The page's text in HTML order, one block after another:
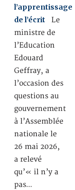
l’apprentissage
de l’écrit Le
ministre de
l’Education
Edouard
Geffray, a
l’occasion des
questions au
gouvernement
à l’Assemblée
nationale le
26 mai 2026,
a relevé
qu’« il n’y a
pas…